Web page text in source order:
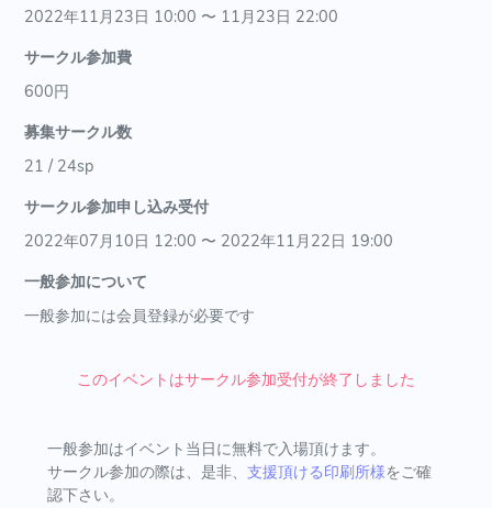
2022年11月23日 10:00 〜 11月23日 22:00
サークル参加費
600円
募集サークル数
21 / 24sp
サークル参加申し込み受付
2022年07月10日 12:00 〜 2022年11月22日 19:00
一般参加について
一般参加には会員登録が必要です
このイベントはサークル参加受付が終了しました
一般参加はイベント当日に無料で入場頂けます。
サークル参加の際は、是非、 支援頂ける印刷所様をご確
認下さい。